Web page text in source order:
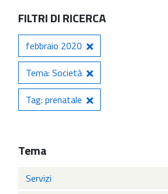
FILTRI DI RICERCA
febbraio 2020
Tema: Società
Tag: prenatale
Tema
Servizi